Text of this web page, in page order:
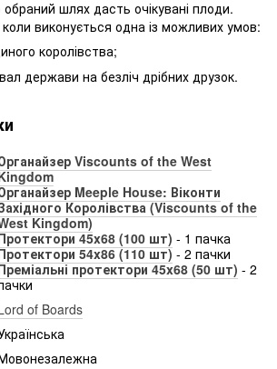
шлях дасть очікувані плоди.
виконується одна із можливих умов:
королівства;
держави на безліч дрібних друзок.
Viscounts of the West
Meeple House: Віконти
Королівства (Viscounts of the
Kingdom)
45x68 (100 шт) - 1 пачка
54x86 (110 шт) - 2 пачки
протектори 45x68 (50 шт) - 2
of Boards